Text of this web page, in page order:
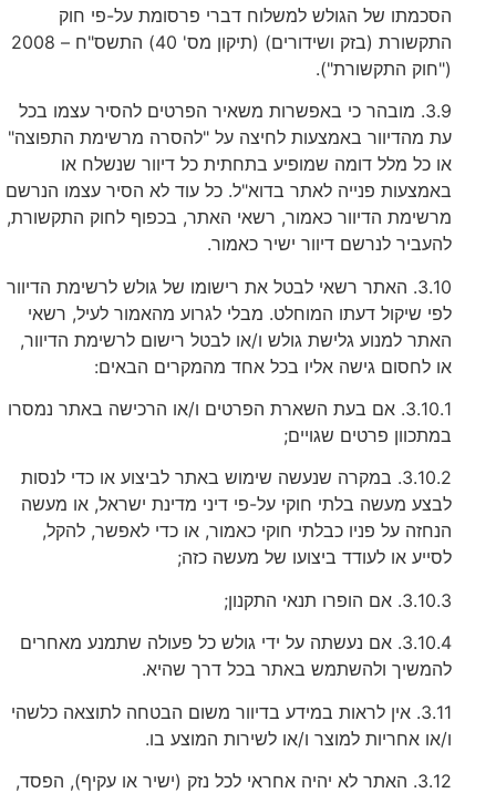
הסכמתו של הגולש למשלוח דברי פרסומת על-פי חוק
התקשורת (בזק ושידורים) (תיקון מס' 40) התשס"ח – 2008
("חוק התקשורת").
3.9. מובהר כי באפשרות משאיר הפרטים להסיר עצמו בכל
עת מהדיוור באמצעות לחיצה על "להסרה מרשימת התפוצה"
או כל מלל דומה שמופיע בתחתית כל דיוור שנשלח או
באמצעות פנייה לאתר בדוא"ל. כל עוד לא הסיר עצמו הנרשם
מרשימת הדיוור כאמור, רשאי האתר, בכפוף לחוק התקשורת,
להעביר לנרשם דיוור ישיר כאמור.
3.10. האתר רשאי לבטל את רישומו של גולש לרשימת הדיוור
לפי שיקול דעתו המוחלט. מבלי לגרוע מהאמור לעיל, רשאי
האתר למנוע גלישת גולש ו/או לבטל רישום לרשימת הדיוור,
או לחסום גישה אליו בכל אחד מהמקרים הבאים:
3.10.1. אם בעת השארת הפרטים ו/או הרכישה באתר נמסרו
במתכוון פרטים שגויים;
3.10.2. במקרה שנעשה שימוש באתר לביצוע או כדי לנסות
לבצע מעשה בלתי חוקי על-פי דיני מדינת ישראל, או מעשה
הנחזה על פניו כבלתי חוקי כאמור, או כדי לאפשר, להקל,
לסייע או לעודד ביצועו של מעשה כזה;
3.10.3. אם הופרו תנאי התקנון;
3.10.4. אם נעשתה על ידי גולש כל פעולה שתמנע מאחרים
להמשיך ולהשתמש באתר בכל דרך שהיא.
3.11. אין לראות במידע בדיוור משום הבטחה לתוצאה כלשהי
ו/או אחריות למוצר ו/או לשירות המוצע בו.
3.12. האתר לא יהיה אחראי לכל נזק (ישיר או עקיף), הפסד,